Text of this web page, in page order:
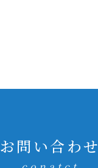
お問い合わせ